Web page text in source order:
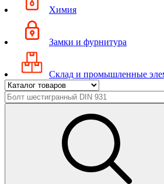
Химия
Замки и фурнитура
Склад и промышленные